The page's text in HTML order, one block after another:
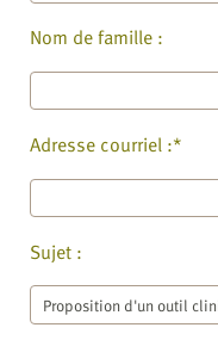
Nom de famille :
Adresse courriel :*
Sujet :